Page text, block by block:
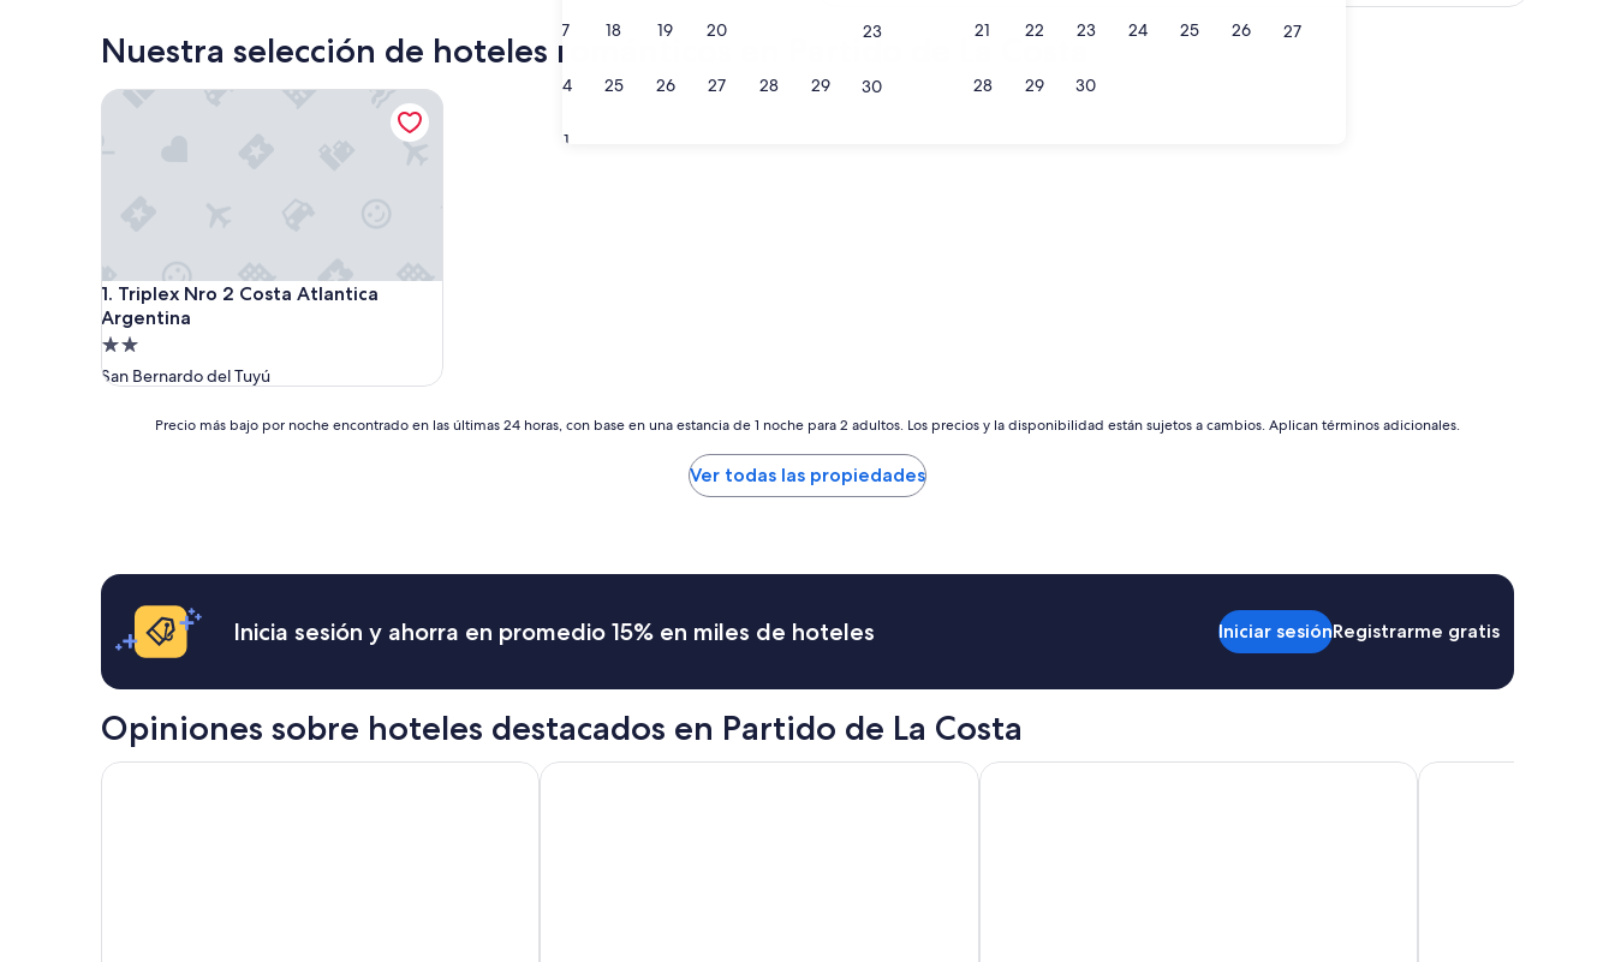
17 18 19 20 23
24 25 26 27 28 29 30
31
21 22 23 24 25 26 27
28 29 30
Nuestra selección de hoteles románticos en Partido de La Costa
1. Triplex Nro 2 Costa Atlantica
Argentina
Triplex Nro 2 Costa Atlantica Argentina
Propiedad
de
estrellas
San Bernardo del Tuyú
Triplex Nro 2 Costa Atlantica Argentina
las
últimas
horas,
base
una
estancia
de
Precio más bajo por noche encontrado en las últimas 24 horas, con base en una estancia de 1 noche para 2 adultos. Los precios y la disponibilidad están sujetos a cambios. Aplican términos adicionales.
Ver todas las propiedades
Inicia sesión y ahorra en promedio 15% en miles de hoteles Iniciar sesiónRegistrarme gratis
Opiniones sobre hoteles destacados en Partido de La Costa
Almarena La Reserva Gran Hotel Fontainebleau Carilo Village Apart Hotel & Spa Luz Y Fuerza San